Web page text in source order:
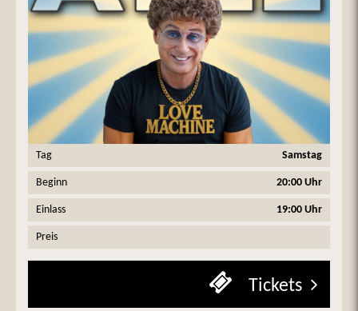
Tag Samstag
Beginn 20:00 Uhr
Einlass 19:00 Uhr
Preis
Tickets